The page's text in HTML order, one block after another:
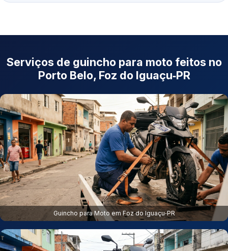
Serviços de guincho para moto feitos no
Porto Belo, Foz do Iguaçu‑PR
Guincho para Moto em Foz do Iguaçu‑PR